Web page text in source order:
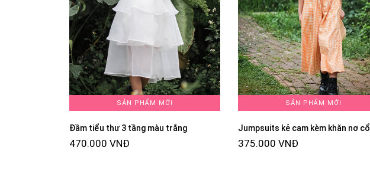
SẢN PHẨM MỚI
Đầm tiểu thư 3 tầng màu trắng
470.000 VNĐ
SẢN PHẨM MỚI
Jumpsuits kẻ cam kèm khăn nơ cổ
375.000 VNĐ